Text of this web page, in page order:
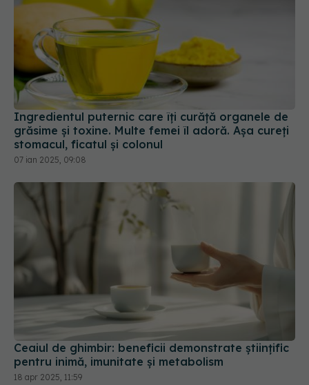
Ingredientul puternic care îți curăță organele de
grăsime și toxine. Multe femei îl adoră. Așa cureți
stomacul, ficatul și colonul
07 ian 2025, 09:08
Ceaiul de ghimbir: beneficii demonstrate științific
pentru inimă, imunitate și metabolism
18 apr 2025, 11:59